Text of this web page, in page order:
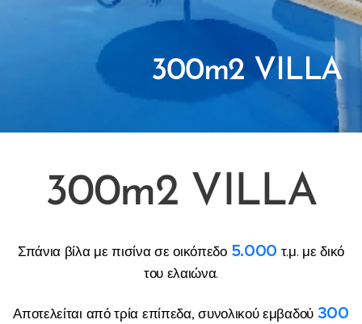
300m2 VILLA
300m2 VILLA
Σπάνια βίλα με πισίνα σε οικόπεδο 5.000 τ.μ. με δικό
του ελαιώνα.
Αποτελείται από τρία επίπεδα, συνολικού εμβαδού 300